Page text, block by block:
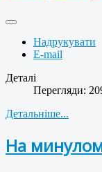
Надрукувати
E-mail
Деталі
Перегляди:
Детальніше...
На